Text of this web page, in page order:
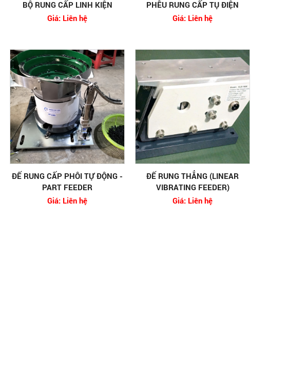
BỘ RUNG CẤP LINH KIỆN
Giá: Liên hệ
PHỄU RUNG CẤP TỤ ĐIỆN
Giá: Liên hệ
ĐẾ RUNG CẤP PHÔI TỰ ĐỘNG -
PART FEEDER
Giá: Liên hệ
ĐẾ RUNG THẲNG (LINEAR
VIBRATING FEEDER)
Giá: Liên hệ